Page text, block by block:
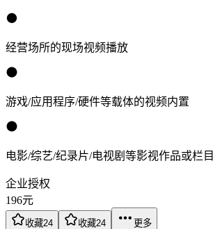
经营场所的现场视频播放
游戏/应用程序/硬件等载体的视频内置
电影/综艺/纪录片/电视剧等影视作品或栏目
企业授权
196元
收藏24 收藏24
更多